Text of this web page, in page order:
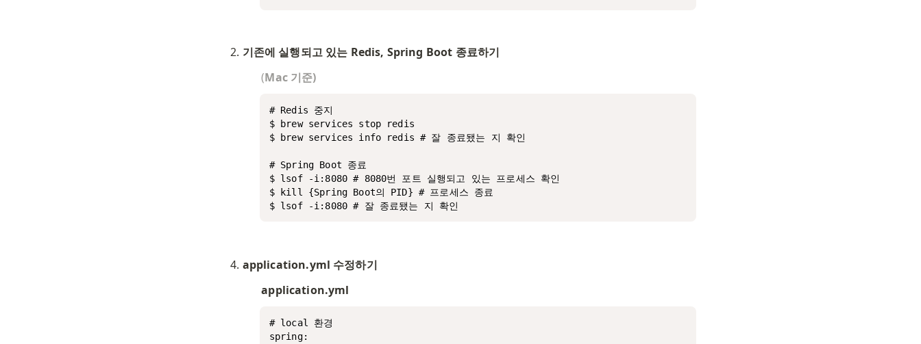
기존에 실행되고 있는 Redis, Spring Boot 종료하기
(Mac 기준)
# Redis 중지
$ brew services stop redis
$ brew services info redis # 잘 종료됐는 지 확인
# Spring Boot 종료
$ lsof -i:8080 # 8080번 포트 실행되고 있는 프로세스 확인
$ kill {Spring Boot의 PID} # 프로세스 종료
$ lsof -i:8080 # 잘 종료됐는 지 확인
application.yml 수정하기
application.yml
# local 환경
spring: